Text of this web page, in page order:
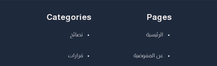
Pages
الرئيسية
عن المفوضية
Categories
نصائح
قرارات